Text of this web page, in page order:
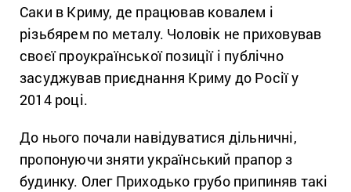
Саки в Криму, де працював ковалем і
різьбярем по металу. Чоловік не приховував
своєї проукраїнської позиції і публічно
засуджував приєднання Криму до Росії у
2014 році.
До нього почали навідуватися дільничні,
пропонуючи зняти український прапор з
будинку. Олег Приходько грубо припиняв такі